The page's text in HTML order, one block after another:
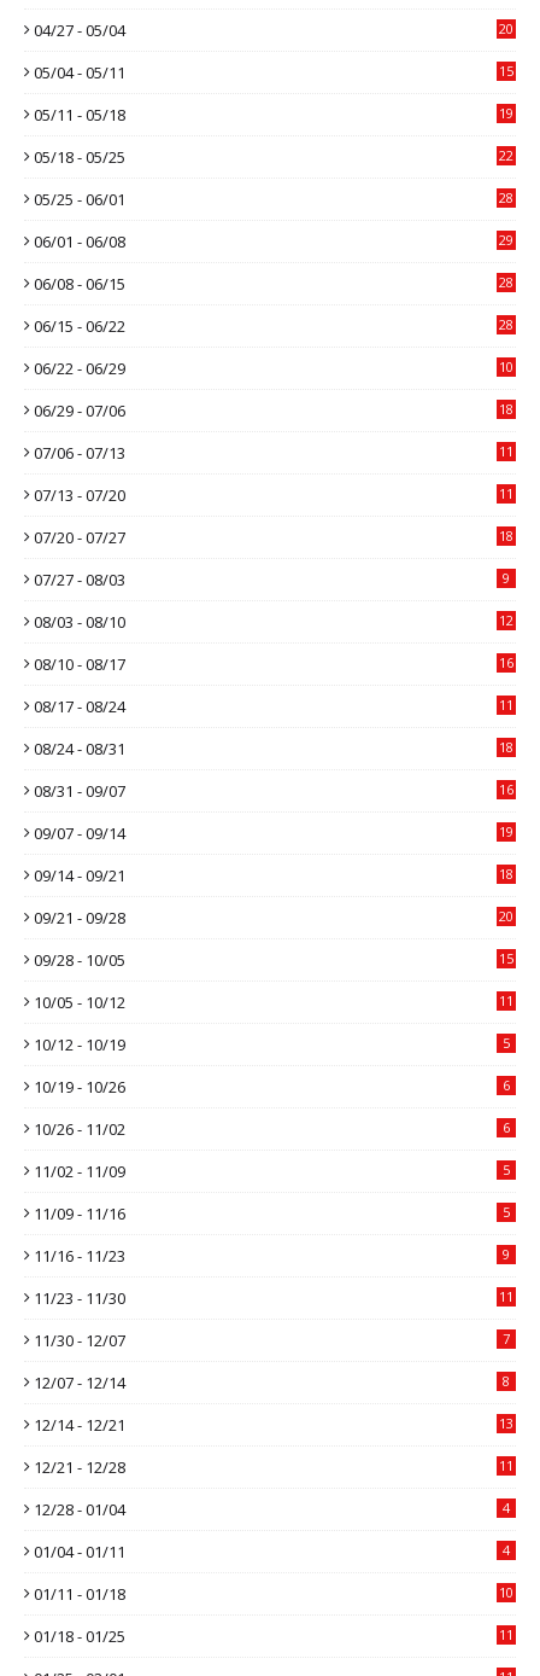
04/27 - 05/04 20
05/04 - 05/11 15
05/11 - 05/18 19
05/18 - 05/25 22
05/25 - 06/01 28
06/01 - 06/08 29
06/08 - 06/15 28
06/15 - 06/22 28
06/22 - 06/29 10
06/29 - 07/06 18
07/06 - 07/13 11
07/13 - 07/20 11
07/20 - 07/27 18
07/27 - 08/03 9
08/03 - 08/10 12
08/10 - 08/17 16
08/17 - 08/24 11
08/24 - 08/31 18
08/31 - 09/07 16
09/07 - 09/14 19
09/14 - 09/21 18
09/21 - 09/28 20
09/28 - 10/05 15
10/05 - 10/12 11
10/12 - 10/19 5
10/19 - 10/26 6
10/26 - 11/02 6
11/02 - 11/09 5
11/09 - 11/16 5
11/16 - 11/23 9
11/23 - 11/30 11
11/30 - 12/07 7
12/07 - 12/14 8
12/14 - 12/21 13
12/21 - 12/28 11
12/28 - 01/04 4
01/04 - 01/11 4
01/11 - 01/18 10
01/18 - 01/25 11